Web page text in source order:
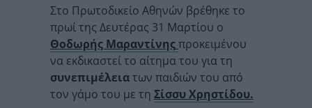
Στο Πρωτοδικείο Αθηνών βρέθηκε το
πρωί της Δευτέρας 31 Μαρτίου ο
Θοδωρής Μαραντίνηςπροκειμένου
να εκδικαστεί το αίτημα του για τη
συνεπιμέλειατων παιδιών του από
τον γάμο του με τη Σίσσυ Χρηστίδου.